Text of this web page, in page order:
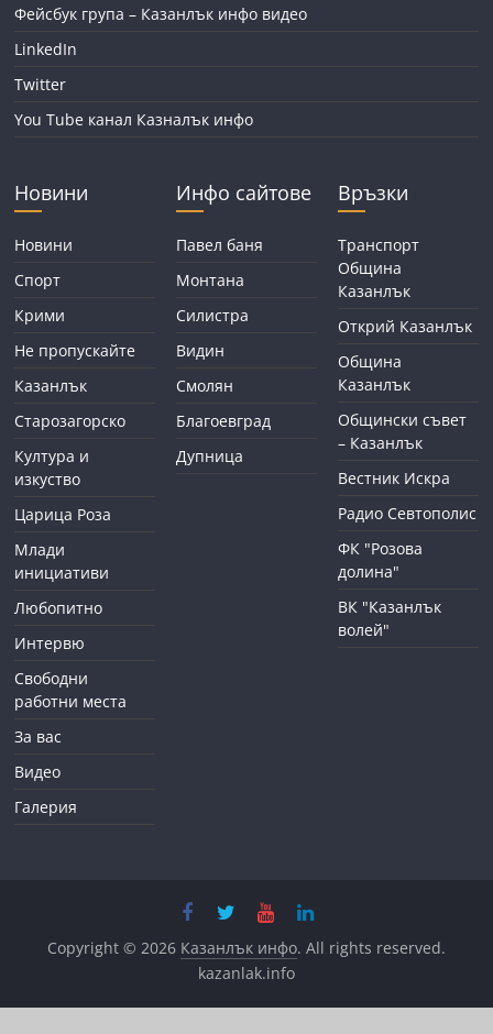
Фейсбук група – Казанлък инфо видео
LinkedIn
Twitter
You Tube канал Казналък инфо
Новини
Новини
Спорт
Крими
Не пропускайте
Казанлък
Старозагорско
Култура и
изкуство
Царица Роза
Млади
инициативи
Любопитно
Интервю
Свободни
работни места
За вас
Видео
Галерия
Инфо сайтове
Павел баня
Монтана
Силистра
Видин
Смолян
Благоевград
Дупница
Връзки
Транспорт
Община
Казанлък
Открий Казанлък
Община
Казанлък
Общински съвет
– Казанлък
Вестник Искра
Радио Севтополис
ФК "Розова
долина"
ВК "Казанлък
волей"
Copyright © 2026 Казанлък инфо. All rights reserved.
kazanlak.info